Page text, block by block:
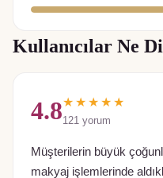
Kullanıcılar Ne
4.8★★★★★
121 yorum
Müşterilerin büyük
makyaj işlemlerinde